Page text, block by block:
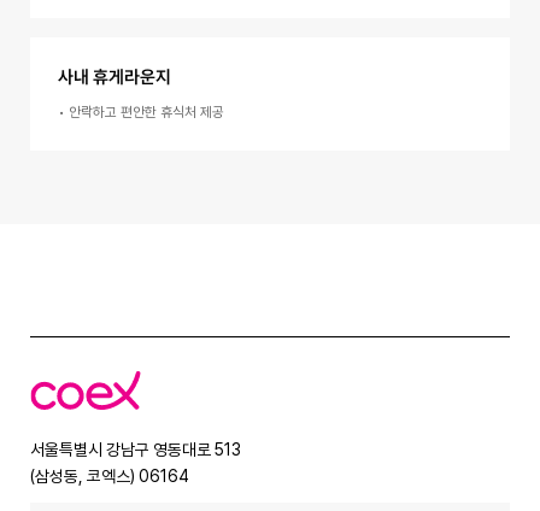
사내 휴게라운지
• 안락하고 편안한 휴식처 제공
코
엑
서울특별시 강남구 영동대로 513
(삼성동, 코엑스) 06164